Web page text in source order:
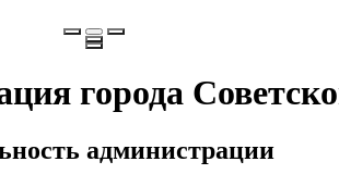
города
администрации